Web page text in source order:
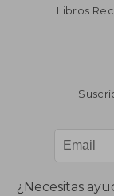
Libros
¿Necesitas